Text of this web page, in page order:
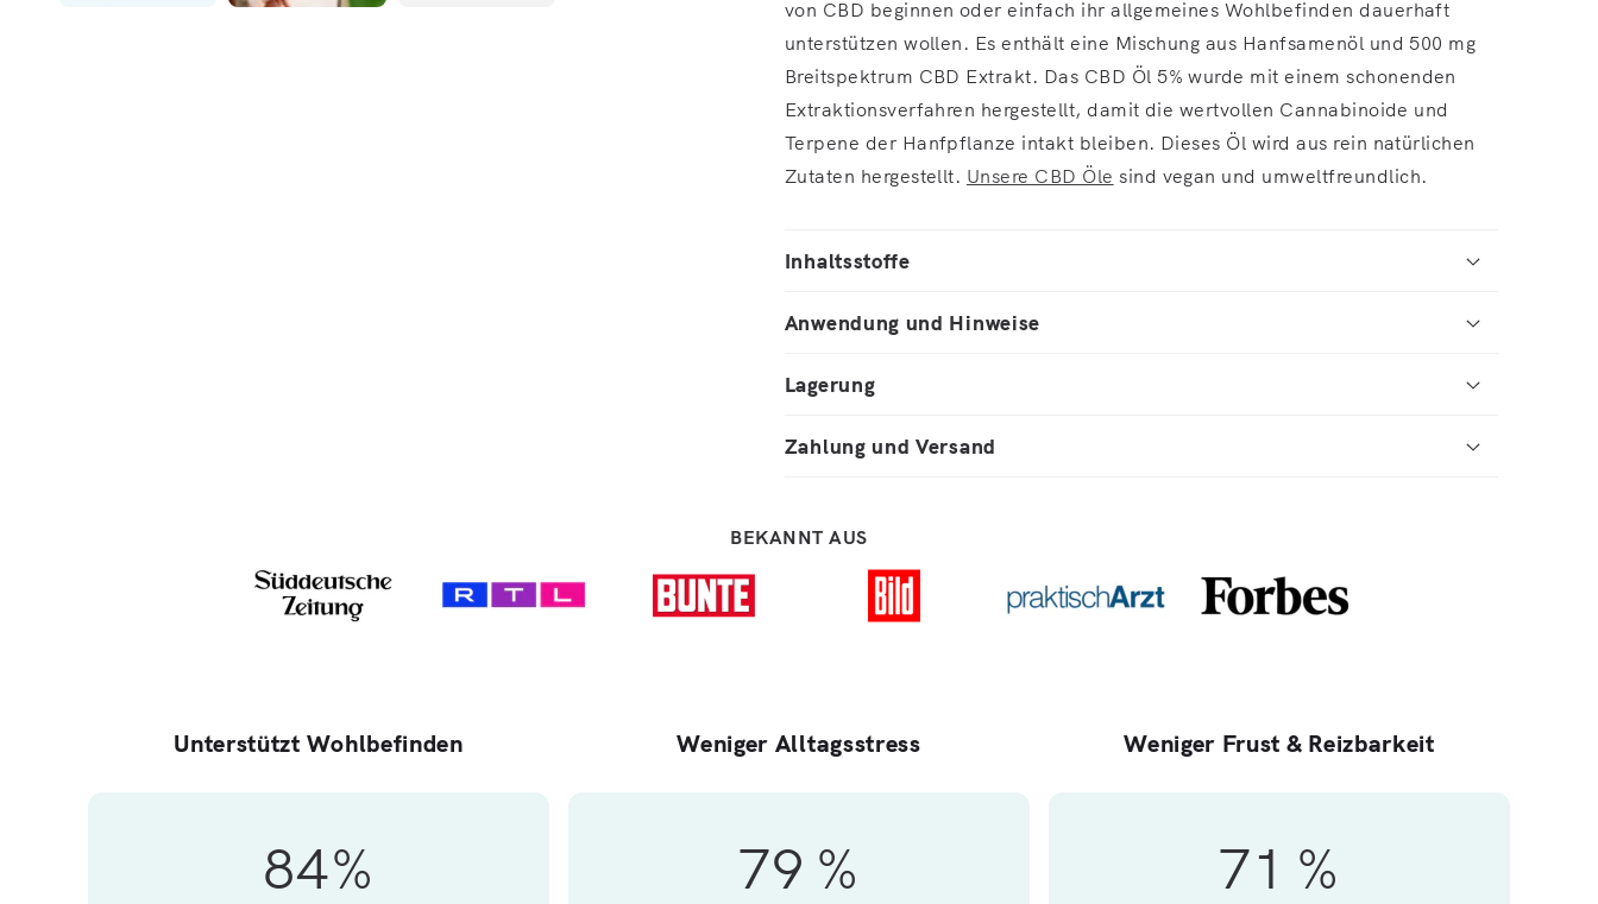
von CBD beginnen oder einfach ihr allgemeines Wohlbefinden dauerhaft
unterstützen wollen. Es enthält eine Mischung aus Hanfsamenöl und 500 mg
Breitspektrum CBD Extrakt. Das CBD Öl 5% wurde mit einem schonenden
Extraktionsverfahren hergestellt, damit die wertvollen Cannabinoide und
Terpene der Hanfpflanze intakt bleiben. Dieses Öl wird aus rein natürlichen
Zutaten hergestellt. Unsere CBD Öle sind vegan und umweltfreundlich.
Inhaltsstoffe
Anwendung und Hinweise
Lagerung
Zahlung und Versand
BEKANNT AUS
Unterstützt Wohlbefinden
84%
Weniger Alltagsstress
79 %
Weniger Frust & Reizbarkeit
71 %